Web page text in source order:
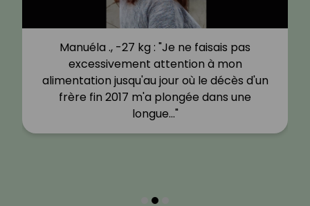
Manuéla ., -27 kg : "Je ne faisais pas
excessivement attention à mon
alimentation jusqu'au jour où le décès d'un
frère fin 2017 m'a plongée dans une
longue…"